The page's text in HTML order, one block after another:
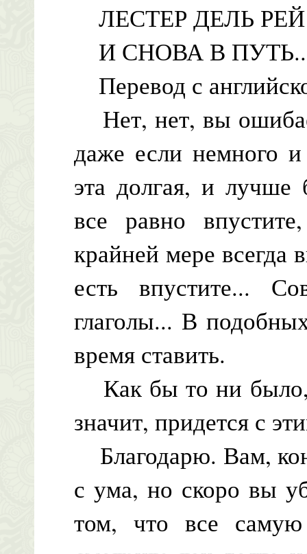
ЛЕСТЕР ДЕЛЬ РЕЙ
И СНОВА В
Перевод с
Нет, нет, вы
даже если немного
эта долгая, и
все равно
крайней мере всегда
есть впустите...
глаголы... В
время ставить.
Как бы то ни
значит, придется с
Благодарю. Вам,
с ума, но скоро вы
том, что все